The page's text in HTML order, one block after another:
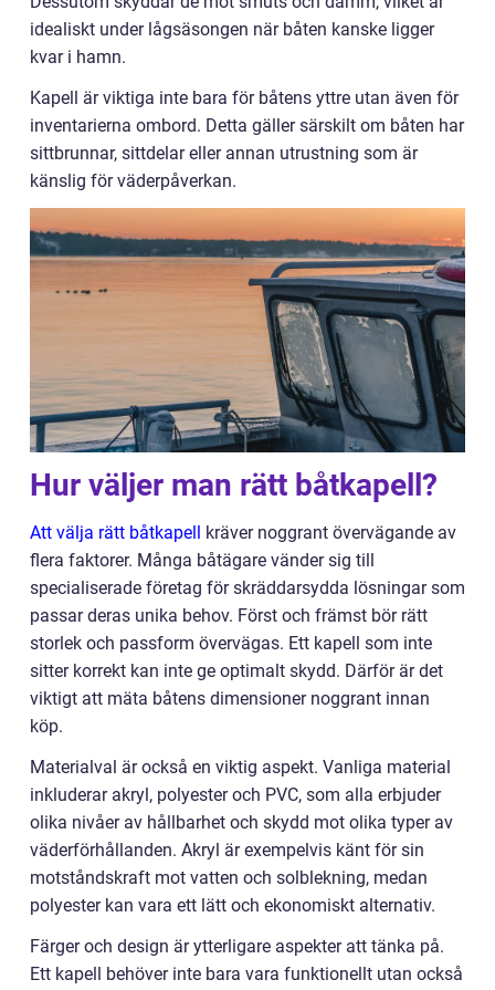
idealiskt under lågsäsongen när båten kanske ligger
kvar i hamn.
Kapell är viktiga inte bara för båtens yttre utan även för
inventarierna ombord. Detta gäller särskilt om båten har
sittbrunnar, sittdelar eller annan utrustning som är
känslig för väderpåverkan.
Hur väljer man rätt båtkapell?
Att välja rätt båtkapell
kräver noggrant övervägande av
flera faktorer. Många båtägare vänder sig till
specialiserade företag för skräddarsydda lösningar som
passar deras unika behov. Först och främst bör rätt
storlek och passform övervägas. Ett kapell som inte
sitter korrekt kan inte ge optimalt skydd. Därför är det
viktigt att mäta båtens dimensioner noggrant innan
köp.
Materialval är också en viktig aspekt. Vanliga material
inkluderar akryl, polyester och PVC, som alla erbjuder
olika nivåer av hållbarhet och skydd mot olika typer av
väderförhållanden. Akryl är exempelvis känt för sin
motståndskraft mot vatten och solblekning, medan
polyester kan vara ett lätt och ekonomiskt alternativ.
Färger och design är ytterligare aspekter att tänka på.
Ett kapell behöver inte bara vara funktionellt utan också